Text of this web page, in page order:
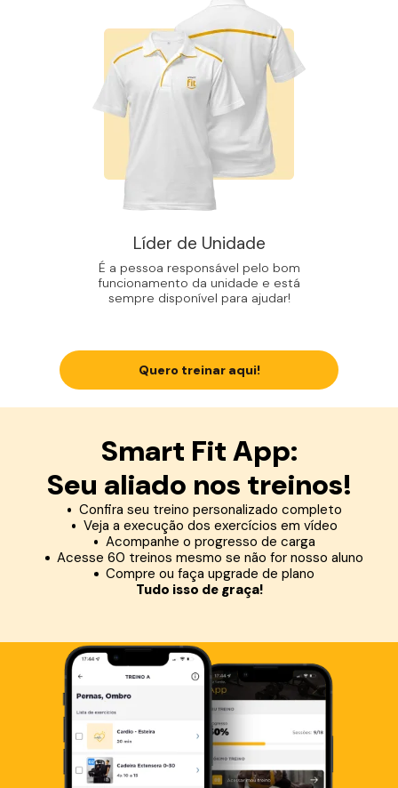
Líder de Unidade
É a pessoa responsável pelo bom
funcionamento da unidade e está
sempre disponível para ajudar!
Quero treinar aqui!
Smart Fit App:
Seu aliado nos treinos!
Confira seu treino personalizado completo
Veja a execução dos exercícios em vídeo
Acompanhe o progresso de carga
Acesse 60 treinos mesmo se não for nosso aluno
Compre ou faça upgrade de plano
Tudo isso de graça!